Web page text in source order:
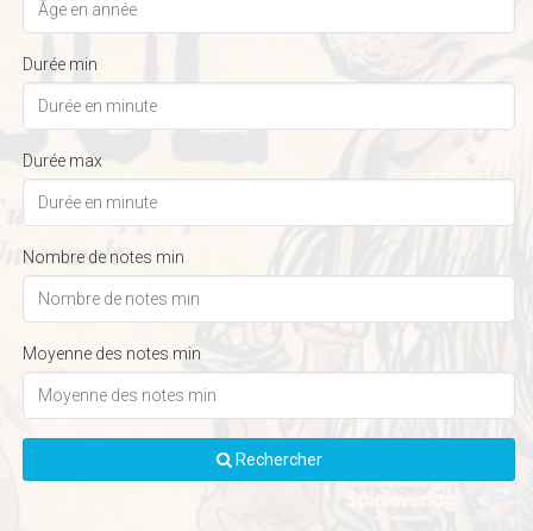
Durée min
Durée max
Nombre de notes min
Moyenne des notes min
Rechercher